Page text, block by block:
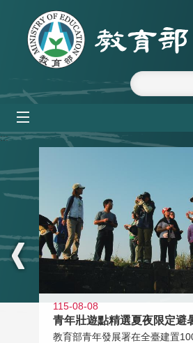
跳到主要內容區塊
:::
115-08-08
青年壯遊點精選夏夜限定避
教育部青年發展署在全臺建置